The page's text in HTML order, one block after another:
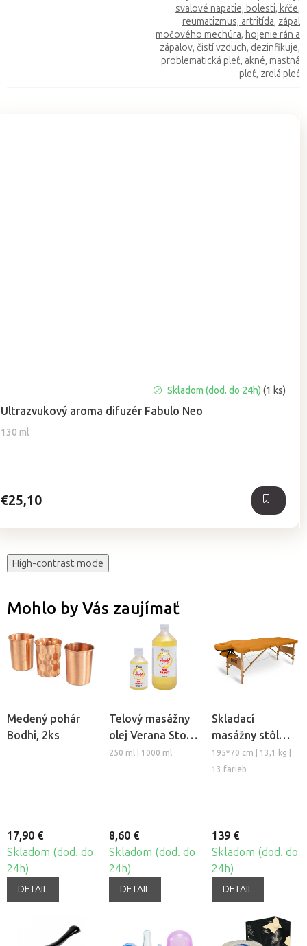
Ultrazvukový aroma difuzér Fabulo Neo
130 ml
hodnotenie
produktu
je
Skladom (dod. do 24h)(1 ks)
€25,10
svalové napätie, bolesti, kŕče,
reumatizmus, artritída, zápal
močového mechúra, hojenie rán a
zápalov, čistí vzduch, dezinfikuje,
problematická pleť, akné, mastná
pleť, zrelá pleť
High-contrast mode
Mohlo by Vás zaujímať
Medený pohár
Bodhi, 2ks
17,90 €
Skladom (dod. do
24h)
DETAIL
Telový masážny
olej Verana Stop
Celulitíde
250 ml | 1000 ml
8,60 €
Skladom (dod. do
24h)
DETAIL
Skladací
masážny stôl
TANDEM Basic-2
195*70 cm | 13,1 kg |
13 farieb
139 €
Skladom (dod. do
24h)
DETAIL